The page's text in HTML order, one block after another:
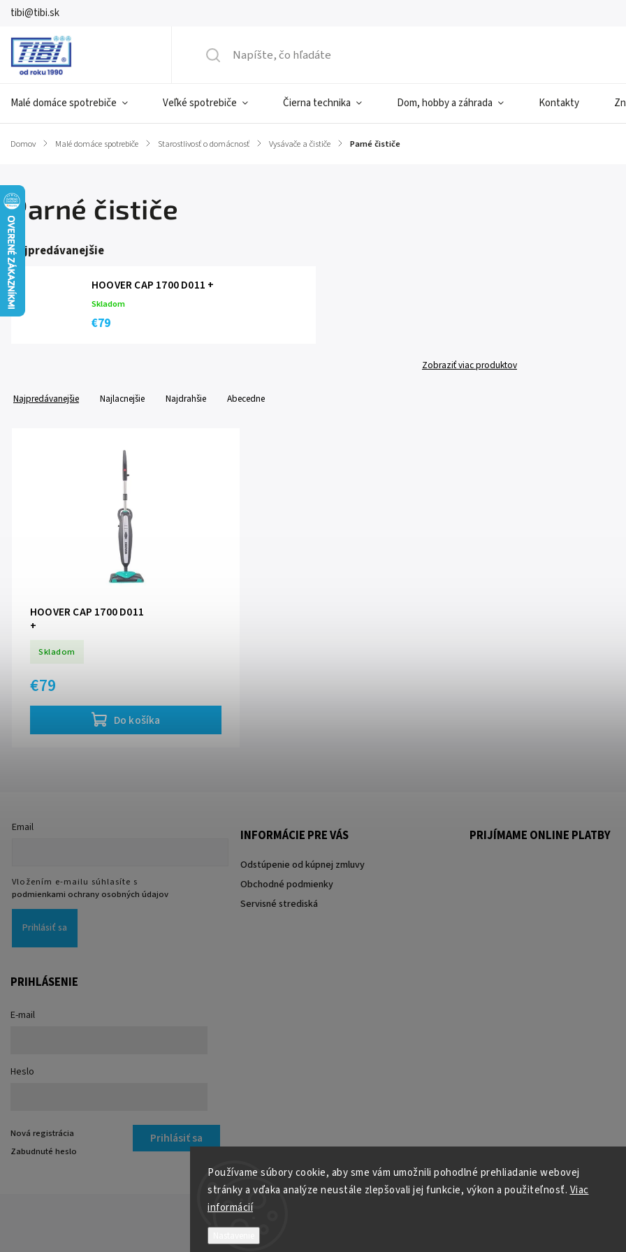
Používame súbory cookie, aby sme vám umožnili pohodlné prehliadanie webovej
stránky a vďaka analýze neustále zlepšovali jej funkcie, výkon a použiteľnosť. Viac
informácií
tibi@tibi.sk
Malé domáce spotrebiče Veľké spotrebiče Čierna technika Dom, hobby a záhrada Kontakty
Domov / Malé domáce spotrebiče / Starostlivosť o domácnosť / Vysávače a čističe / Parné čističe
Parné čističe
Najpredávanejšie
HOOVER CAP 1700 D011 +
Skladom
€79
Zobraziť viac produktov
Najpredávanejšie Najlacnejšie Najdrahšie Abecedne
HOOVER CAP 1700 D011
+
Skladom
€79
Do košíka
Email
Vložením e-mailu súhlasíte s
podmienkami ochrany osobných údajov
Prihlásiť sa
INFORMÁCIE PRE VÁS
Odstúpenie od kúpnej zmluvy
Obchodné podmienky
Servisné strediská
PRIJÍMAME ONLINE PLATBY
PRIHLÁSENIE
E-mail
Heslo
Prihlásiť sa
Nová registrácia
Zabudnuté heslo